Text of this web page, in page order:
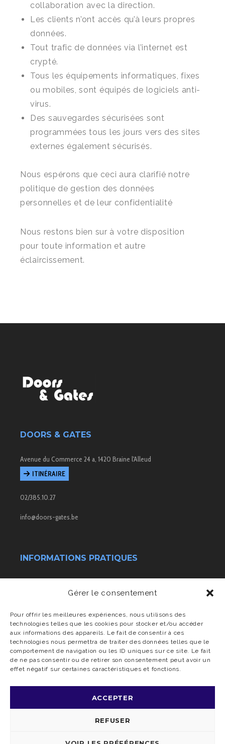
Gérer le consentement
Pour offrir les meilleures expériences, nous utilisons des
technologies telles que les cookies pour stocker et/ou accéder
aux informations des appareils. Le fait de consentir à ces
technologies nous permettra de traiter des données telles que le
comportement de navigation ou les ID uniques sur ce site. Le fait
de ne pas consentir ou de retirer son consentement peut avoir un
effet négatif sur certaines caractéristiques et fonctions.
ACCEPTER
REFUSER
collaboration avec la direction.
Les clients n’ont accès qu’à leurs propres
données.
Tout trafic de données via l’internet est
crypté.
Tous les équipements informatiques, fixes
ou mobiles, sont équipés de logiciels anti-
virus.
Des sauvegardes sécurisées sont
programmées tous les jours vers des sites
externes également sécurisés.
Nous espérons que ceci aura clarifié notre
politique de gestion des données
personnelles et de leur confidentialité
Nous restons bien sur à votre disposition
pour toute information et autre
éclaircissement.
DOORS & GATES
Avenue du Commerce 24 a, 1420 Braine l'Alleud
ITINÉRAIRE
02/385.10.27
info@doors-gates.be
INFORMATIONS PRATIQUES
Transport & livraison
Charte vie privée